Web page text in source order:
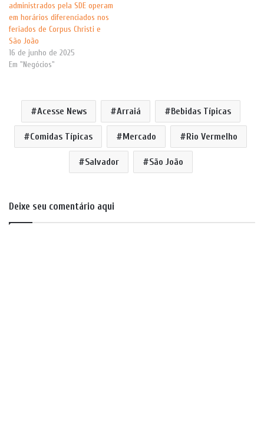
administrados pela SDE operam
em horários diferenciados nos
feriados de Corpus Christi e
São João
16 de junho de 2025
Em "Negócios"
Acesse News Arraiá Bebidas Típicas
Comidas Típicas Mercado Rio Vermelho
Salvador São João
Deixe seu comentário aqui